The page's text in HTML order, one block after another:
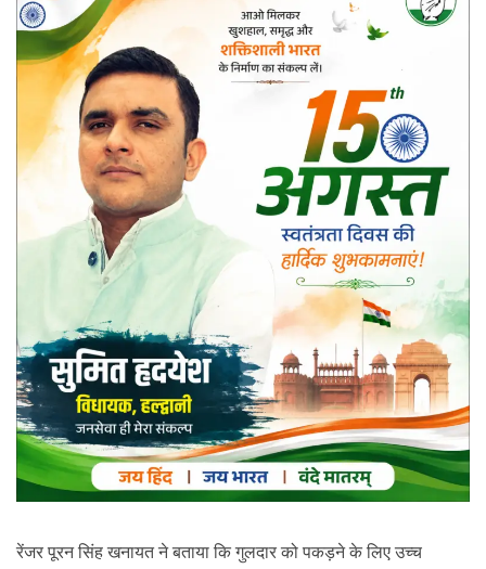
रेंजर पूरन सिंह खनायत ने बताया कि गुलदार को पकड़ने के लिए उच्च